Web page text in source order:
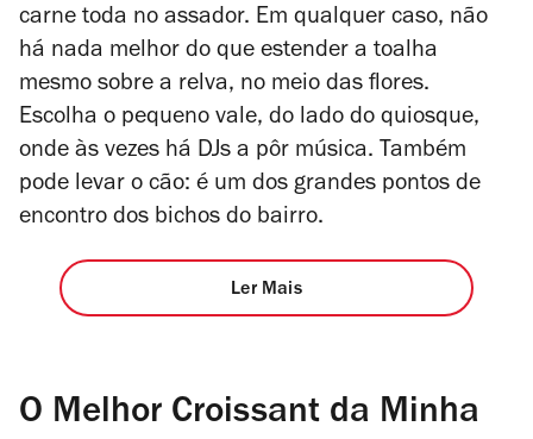
carne toda no assador. Em qualquer caso, não
há nada melhor do que estender a toalha
mesmo sobre a relva, no meio das flores.
Escolha o pequeno vale, do lado do quiosque,
onde às vezes há DJs a pôr música. Também
pode levar o cão: é um dos grandes pontos de
encontro dos bichos do bairro.
Ler Mais
O Melhor Croissant da Minha